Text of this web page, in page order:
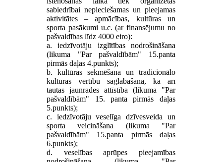
sabiedrībai nepieciešamas un pieejamas
aktivitātes – apmācības, kultūras un
sporta pasākumi u.c. (ar finansējumu no
pašvaldības līdz 4000 eiro):
a. iedzīvotāju izglītības nodrošināšana
(likuma "Par pašvaldībām" 15.panta
pirmās daļas 4.punkts);
b. kultūras sekmēšana un tradicionālo
kultūras vērtību saglabāšana, kā arī
tautas jaunrades attīstība (likuma "Par
pašvaldībām" 15. panta pirmās daļas
5.punkts);
c. iedzīvotāju veselīga dzīvesveida un
sporta veicināšana (likuma "Par
pašvaldībām" 15.panta pirmās daļas
6.punkts);
d. veselības aprūpes pieejamības